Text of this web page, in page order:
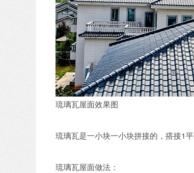
琉璃瓦屋面效果图
琉璃瓦是一小块一小块拼接的，搭接1
琉璃瓦屋面做法：